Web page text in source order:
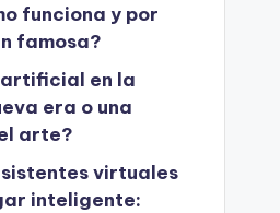
funciona y por
famosa?
en la
era o una
arte?
virtuales
inteligente: